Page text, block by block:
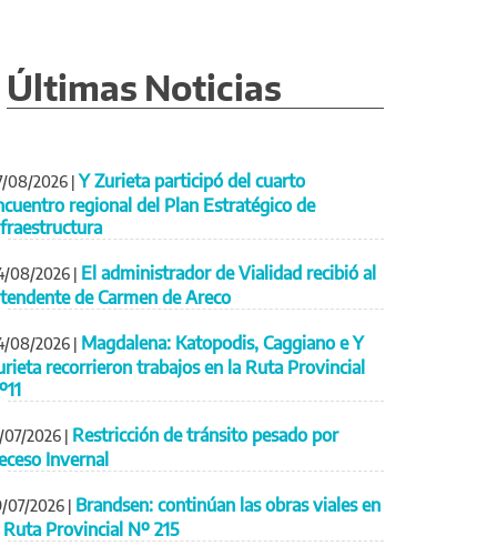
Últimas Noticias
08/2026 | Y Zurieta participó del cuarto
regional del Plan Estratégico de
08/2026 | El administrador de Vialidad recibió al
de Carmen de Areco
08/2026 | Magdalena: Katopodis, Caggiano e Y
recorrieron trabajos en la Ruta Provincial
07/2026 | Restricción de tránsito pesado por
Invernal
07/2026 | Brandsen: continúan las obras viales en
Provincial Nº 215